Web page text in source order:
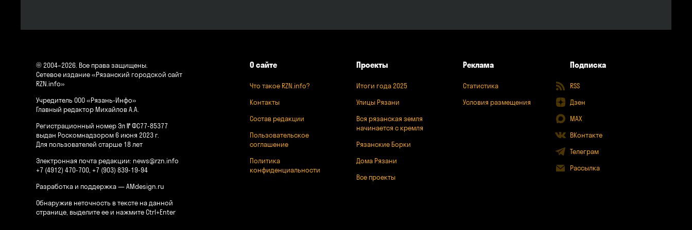
© 2004–2026. Все права защищены.
Сетевое издание «Рязанский городской сайт
RZN.info»
Учредитель ООО «Рязань-Инфо»
Главный редактор Михайлов А.А.
Регистрационный номер Эл № ФС77-85377
выдан Роскомнадзором 6 июня 2023 г.
Для пользователей старше 18 лет
Электронная почта редакции: news@rzn.info
+7 (4912) 470-700, +7 (903) 839-19-94
Разработка и поддержка —AMdesign.ru
Обнаружив неточность в тексте на данной
странице, выделите ее и нажмите Ctrl+Enter
О сайте
Что такое RZN.info?
Контакты
Состав редакции
Пользовательское
соглашение
Политика
конфиденциальности
Проекты
Итоги года 2025
Улицы Рязани
Вся рязанская земля
начинается с кремля
Рязанские Борки
Дома Рязани
Все проекты
Реклама
Статистика
Условия размещения
Подписка
RSS
Дзен
MAX
ВКонтакте
Телеграм
Рассылка